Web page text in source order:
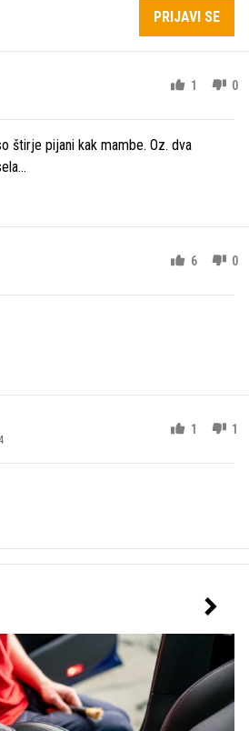
PRIJAVI SE
1 0
štirje pijani kak mambe. Oz. dva
6 0
1 1